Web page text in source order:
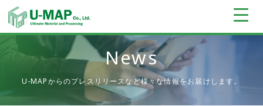
News
U-MAPからのプレスリリースなど様々な情報をお届けします。